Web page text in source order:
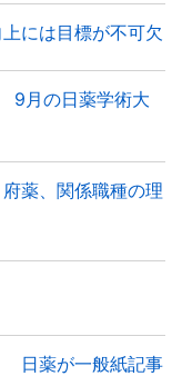
には目標が不可欠
月の日薬学術大
薬、関係職種の理
日薬が一般紙記事